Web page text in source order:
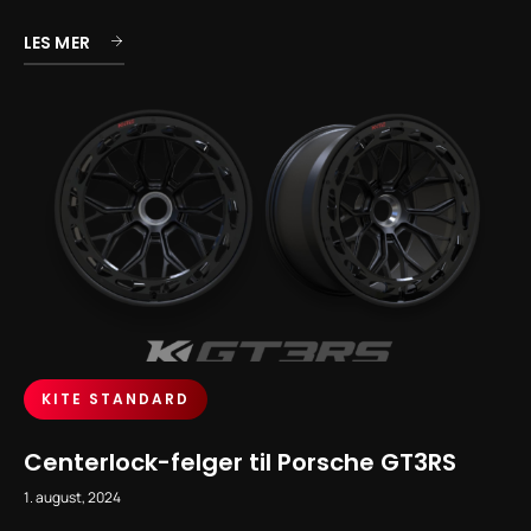
LES MER
KITE STANDARD
Centerlock-felger til Porsche GT3RS
1. august, 2024